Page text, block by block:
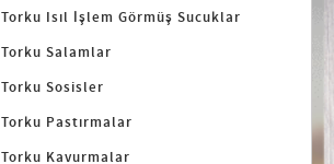
Torku Isıl İşlem Görmüş Sucuklar
Torku Salamlar
Torku Sosisler
Torku Pastırmalar
Torku Kavurmalar